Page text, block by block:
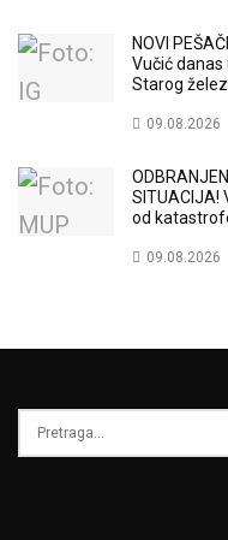
NOVI
Vučić
Starog
09.08.2026
SITUACIJA!
od
09.08.2026